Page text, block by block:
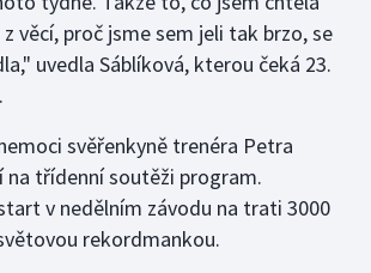
věcí, proč jsme sem jeli tak brzo, se
uvedla Sáblíková, kterou čeká 23.
svěřenkyně trenéra Petra
na třídenní soutěži program.
v nedělním závodu na trati 3000
rekordmankou.